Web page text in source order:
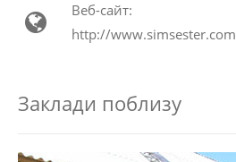
Веб-сайт:
http://www.simsester.com
Заклади поблизу